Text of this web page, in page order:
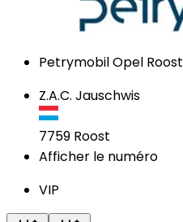
Petrymobil Opel Roost
Z.A.C. Jauschwis
7759 Roost
Afficher le numéro
VIP